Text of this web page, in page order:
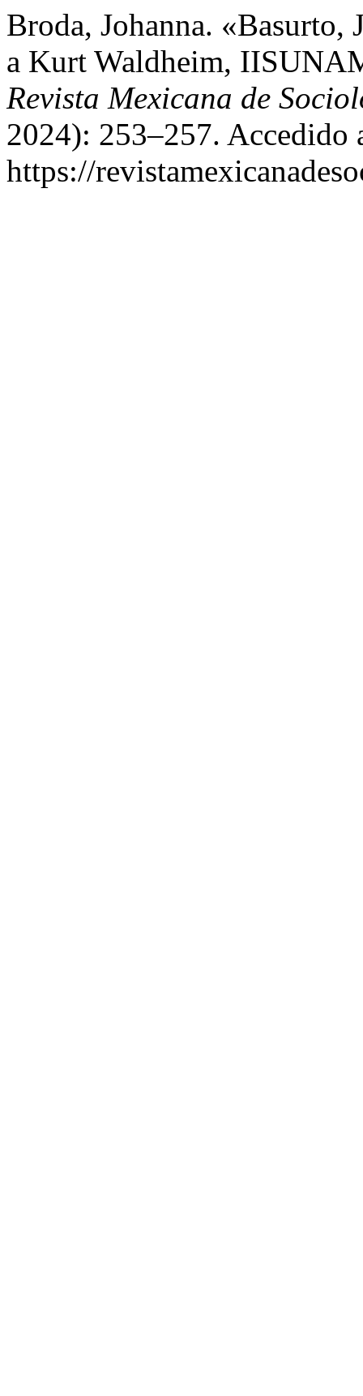
Broda, Johanna.
a Kurt Waldheim,
Revista Mexicana de
2024): 253–257. Accedido
https://